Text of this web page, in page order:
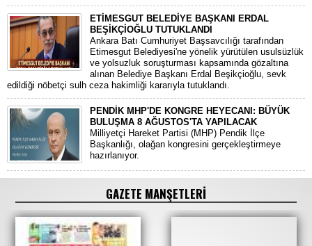
ETİMESGUT BELEDİYE BAŞKANI ERDAL
BEŞİKÇİOĞLU TUTUKLANDI
Ankara Batı Cumhuriyet Başsavcılığı tarafından
Etimesgut Belediyesi'ne yönelik yürütülen usulsüzlük
ve yolsuzluk soruşturması kapsamında gözaltına
alınan Belediye Başkanı Erdal Beşikçioğlu, sevk
edildiği nöbetçi sulh ceza hakimliği kararıyla tutuklandı.
PENDİK MHP'DE KONGRE HEYECANI: BÜYÜK
BULUŞMA 8 AĞUSTOS'TA YAPILACAK
​Milliyetçi Hareket Partisi (MHP) Pendik İlçe
Başkanlığı, olağan kongresini gerçekleştirmeye
hazırlanıyor.
GAZETE MANŞETLERİ